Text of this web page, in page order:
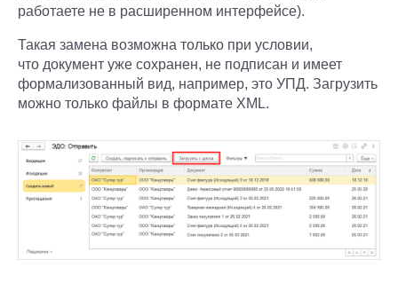
работаете не в расширенном интерфейсе).
Такая замена возможна только при условии,
что документ уже сохранен, не подписан и имеет
формализованный вид, например, это УПД. Загрузить
можно только файлы в формате XML.